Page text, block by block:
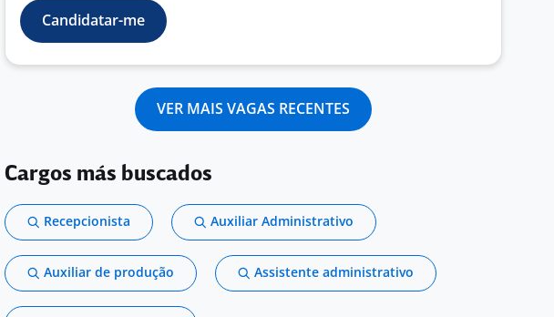
Candidatar-me
VER MAIS VAGAS RECENTES
Cargos más buscados
Recepcionista Auxiliar Administrativo
Auxiliar de produção Assistente administrativo